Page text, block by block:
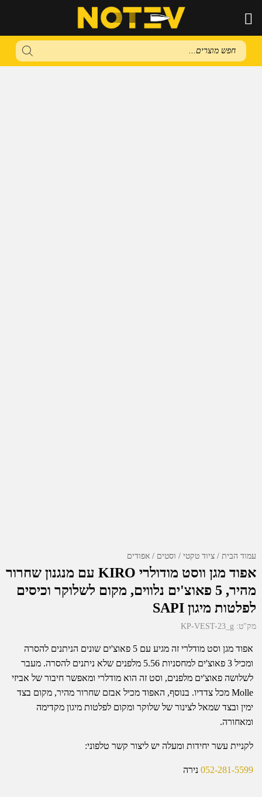
Products
search
עמוד הבית ציוד טקטי וסטים / אפודים
אפוד מגן ווסט מודולרי KIRO עם מנגנון שחרור
מהיר, 5 פאוצ'ים נלווים, מקום לשלוקר וכיסים
לפלטות מיגון SAPI
מק"ט: KP-VEST-23_g
אפוד מגן וסט מודלרי זה מגיע עם 5 פאוצ'ים שונים הניתנים להסרה
ומכיל 3 פאוצ'ים למחסניות 5.56 מלפנים שלא ניתנים להסרה. מעבר
לשלושה פאוצ'ים מלפנים, וסט זה הוא מודלרי ומאפשר חיבור של אביזי
Molle מכל צדדיו. בנוסף, האפוד מכיל אבזם שחרור מהיר, מקום בצד
ימין ובצד שמאל לצינור של שלוקר ומקום לפלטות מיגון מקדימה
ומאחורה.
לקניית עשר יחידות ומעלה יש ליצור קשר טלפוני:
052-281-5599 נירה